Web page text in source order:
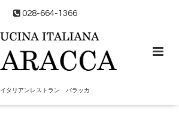
028-664-1366
イタリアンレストラン バラッカ